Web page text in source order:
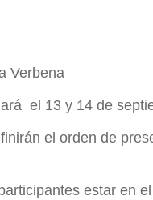
Verbena
el 13 y 14 de
el orden de
estar en el